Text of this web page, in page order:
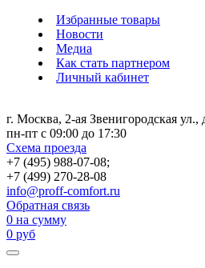
Избранные товары
Новости
Медиа
Как стать партнером
Личный кабинет
г. Москва, 2-ая Звенигородская ул.,
пн-пт с 09:00 до 17:30
Схема проезда
+7 (495) 988-07-08;
+7 (499) 270-28-08
info@proff-comfort.ru
Обратная связь
0 на сумму
0 руб